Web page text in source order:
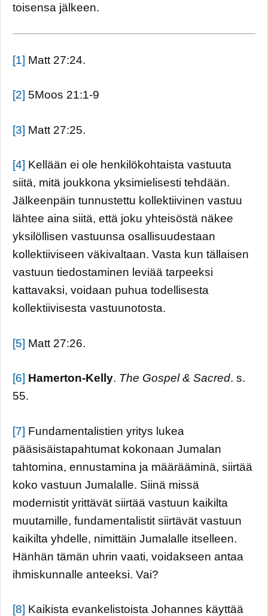
toisensa jälkeen.
[1] Matt 27:24.
[2] 5Moos 21:1-9
[3] Matt 27:25.
[4] Kellään ei ole henkilökohtaista vastuuta
siitä, mitä joukkona yksimielisesti tehdään.
Jälkeenpäin tunnustettu kollektiivinen vastuu
lähtee aina siitä, että joku yhteisöstä näkee
yksilöllisen vastuunsa osallisuudestaan
kollektiiviseen väkivaltaan. Vasta kun tällaisen
vastuun tiedostaminen leviää tarpeeksi
kattavaksi, voidaan puhua todellisesta
kollektiivisesta vastuunotosta.
[5] Matt 27:26.
[6] Hamerton-Kelly. The Gospel & Sacred. s.
55.
[7] Fundamentalistien yritys lukea
pääsisäistapahtumat kokonaan Jumalan
tahtomina, ennustamina ja määrääminä, siirtää
koko vastuun Jumalalle. Siinä missä
modernistit yrittävät siirtää vastuun kaikilta
muutamille, fundamentalistit siirtävät vastuun
kaikilta yhdelle, nimittäin Jumalalle itselleen.
Hänhän tämän uhrin vaati, voidakseen antaa
ihmiskunnalle anteeksi. Vai?
[8] Kaikista evankelistoista Johannes käyttää